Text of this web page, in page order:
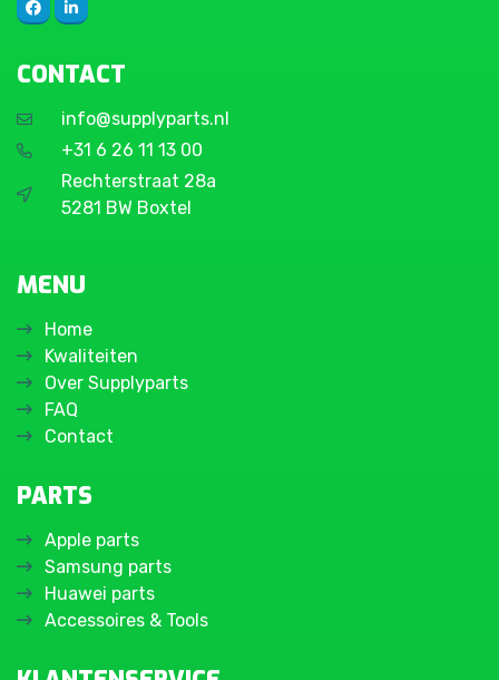
CONTACT
info@supplyparts.nl
+31 6 26 11 13 00
Rechterstraat 28a
5281 BW Boxtel
MENU
Home
Kwaliteiten
Over Supplyparts
FAQ
Contact
PARTS
Apple parts
Samsung parts
Huawei parts
Accessoires & Tools